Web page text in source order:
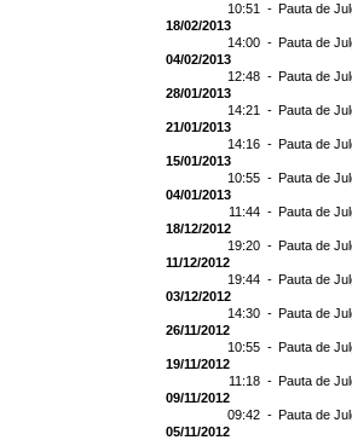
10:51 - Pauta de
18/02/2013
14:00 - Pauta de
04/02/2013
12:48 - Pauta de
28/01/2013
14:21 - Pauta de
21/01/2013
14:16 - Pauta de
15/01/2013
10:55 - Pauta de
04/01/2013
11:44 - Pauta de
18/12/2012
19:20 - Pauta de
11/12/2012
19:44 - Pauta de
03/12/2012
14:30 - Pauta de
26/11/2012
10:55 - Pauta de
19/11/2012
11:18 - Pauta de
09/11/2012
09:42 - Pauta de
05/11/2012